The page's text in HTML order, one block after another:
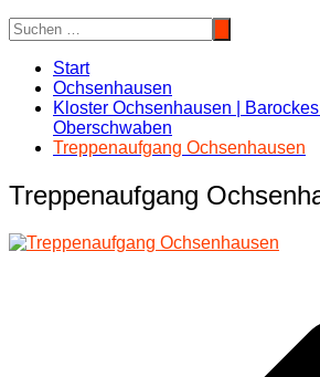
Start
Ochsenhausen
Kloster Ochsenhausen |
Oberschwaben
Treppenaufgang Ochsenhausen
Treppenaufgang